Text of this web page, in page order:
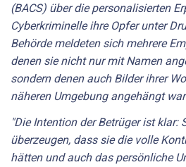
(BACS) über die personalisierten
Cyberkriminelle ihre Opfer unter
Behörde meldeten sich mehrere
denen sie nicht nur mit Namen
sondern denen auch Bilder ihrer
näheren Umgebung angehängt
"Die Intention der Betrüger ist klar:
überzeugen, dass sie die volle
hätten und auch das persönliche